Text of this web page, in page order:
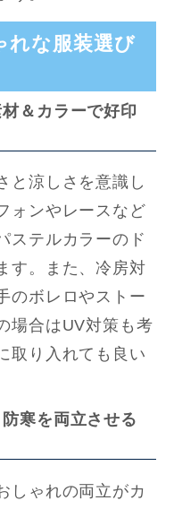
れな服装選び
＆カラーで好印
と涼しさを意識し
ォンやレースなど
ステルカラーのド
す。また、冷房対
のボレロやストー
場合はUV対策も考
取り入れても良い
寒を両立させる
しゃれの両立がカ